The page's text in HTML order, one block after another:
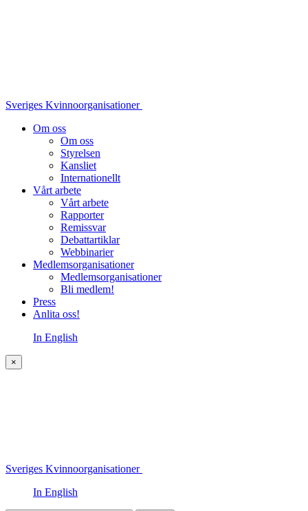
Sveriges Kvinnoorganisationer
Om oss
Om oss
Styrelsen
Kansliet
Internationellt
Vårt arbete
Vårt arbete
Rapporter
Remissvar
Debattartiklar
Webbinarier
Medlemsorganisationer
Medlemsorganisationer
Bli medlem!
Press
Anlita oss!
In English
×
Sveriges Kvinnoorganisationer
In English